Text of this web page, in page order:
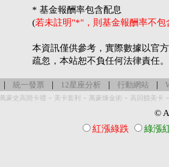
* 基金報酬率包含配息
(若未註明"*"，則基金報酬率不
本資訊僅供參考，實際數據以官
疏忽，本站恕不負任何法律責任。
| 統一發票 | 12星座分析 | 行動網站 |
萬豪史高開卡禮 - 美卡套利 - 萬豪煉金術 - 高回饋美卡
©
紅漲綠跌
綠漲